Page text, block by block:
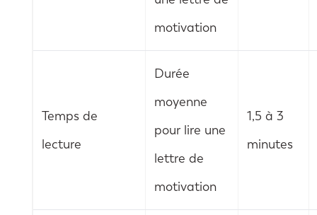
motivation
Temps de
lecture
Durée
moyenne
pour lire une
lettre de
motivation
1,5 à 3
minutes